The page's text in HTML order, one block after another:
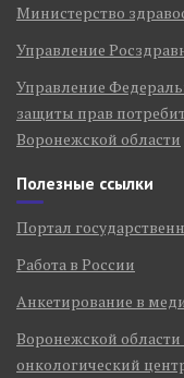
Министерство
Управление
Управление
защиты прав
Воронежской области
Полезные ссылки
Портал
Работа в России
Анкетирование в
Воронежской
онкологический